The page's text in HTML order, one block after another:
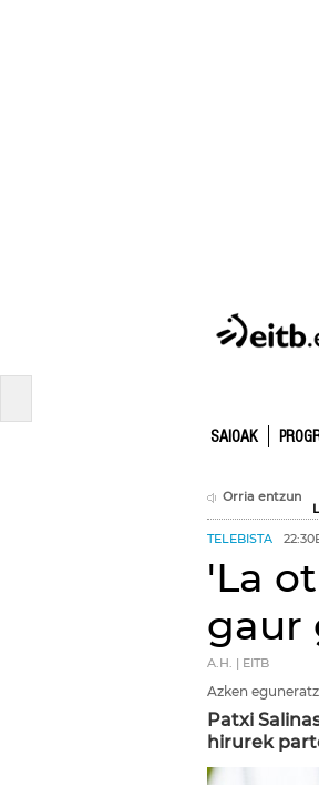
SAIOAK
Orria entzun
TELEBISTA
'La
gaur
A.H. | EITB
Azken
Patxi
hirurek